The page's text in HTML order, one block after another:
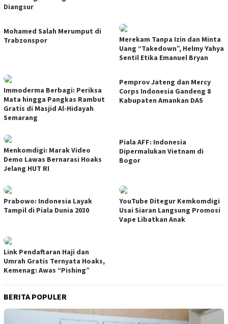
Diangsur
Mohamed Salah Merumput di
Trabzonspor
Merekam Tanpa Izin dan Minta
Uang “Takedown”, Helmy Yahya
Sentil Etika Emanuel Bryan
Immoderma Berbagi: Periksa
Mata hingga Pangkas Rambut
Gratis di Masjid Al-Hidayah
Semarang
Pemprov Jateng dan Mercy
Corps Indonesia Gandeng 8
Kabupaten Amankan DAS
Menkomdigi: Marak Video
Demo Lawas Bernarasi Hoaks
Jelang HUT RI
Piala AFF: Indonesia
Dipermalukan Vietnam di
Bogor
Prabowo: Indonesia Layak
Tampil di Piala Dunia 2030
YouTube Ditegur Kemkomdigi
Usai Siaran Langsung Promosi
Vape Libatkan Anak
Link Pendaftaran Haji dan
Umrah Gratis Ternyata Hoaks,
Kemenag: Awas “Pishing”
BERITA POPULER